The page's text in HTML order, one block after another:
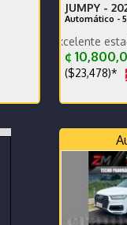
reversa
JUMPY -
Automático -
¢
($23,478)*
2026 termine